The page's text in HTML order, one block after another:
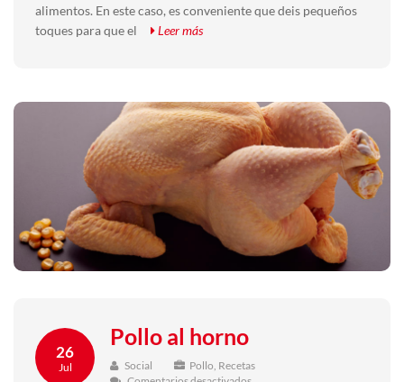
alimentos. En este caso, es conveniente que deis pequeños
toques para que el
Leer más
26
Jul
Pollo al horno
Social Pollo Recetas